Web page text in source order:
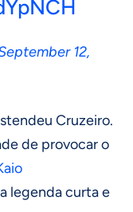
12,
Cruzeiro.
de provocar o
legenda curta e